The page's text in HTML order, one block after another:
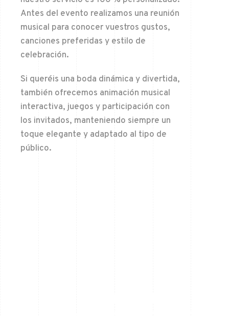
Antes del evento realizamos una reunión
musical para conocer vuestros gustos,
canciones preferidas y estilo de
celebración.
Si queréis una boda dinámica y divertida,
también ofrecemos animación musical
interactiva, juegos y participación con
los invitados, manteniendo siempre un
toque elegante y adaptado al tipo de
público.